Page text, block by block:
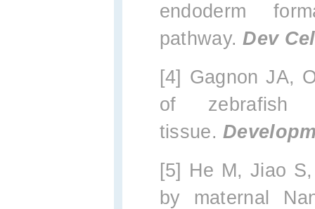
endoderm
pathway.Dev
[4] Gagnon JA,
of zebrafish
tissue.
[5] He M, Jiao
by maternal